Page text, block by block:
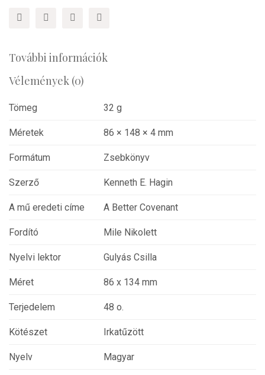
További információk
Vélemények (0)
Tömeg 32 g
Méretek 86 × 148 × 4 mm
Formátum Zsebkönyv
Szerző Kenneth E. Hagin
A mű eredeti címe A Better Covenant
Fordító Mile Nikolett
Nyelvi lektor Gulyás Csilla
Méret 86 x 134 mm
Terjedelem 48 o.
Kötészet Irkatűzött
Nyelv Magyar